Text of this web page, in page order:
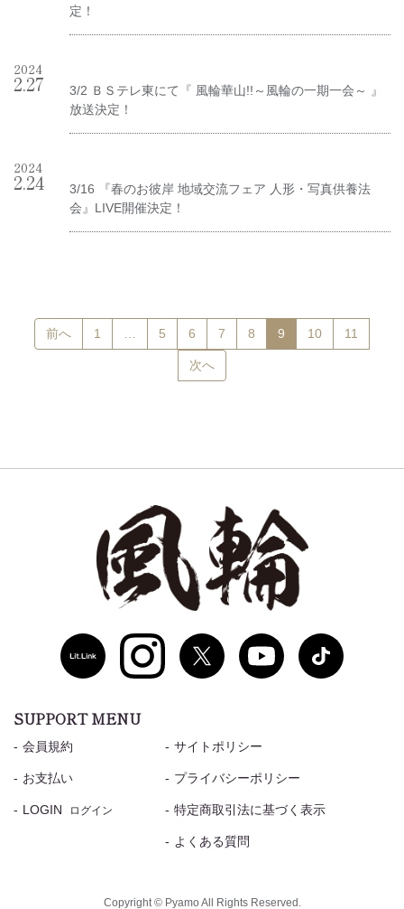
定！
2024
2.27
3/2 ＢＳテレ東にて『 風輪華山!!～風輪の一期一会～ 』
放送決定！
2024
2.24
3/16 『春のお彼岸 地域交流フェア 人形・写真供養法
会』LIVE開催決定！
前へ 1 5 6 7 8 9 (current)
10 11
次へ
SUPPORT MENU
会員規約
お支払い
LOGIN ログイン
サイトポリシー
プライバシーポリシー
特定商取引法に基づく表示
よくある質問
Copyright © Pyamo All Rights Reserved.